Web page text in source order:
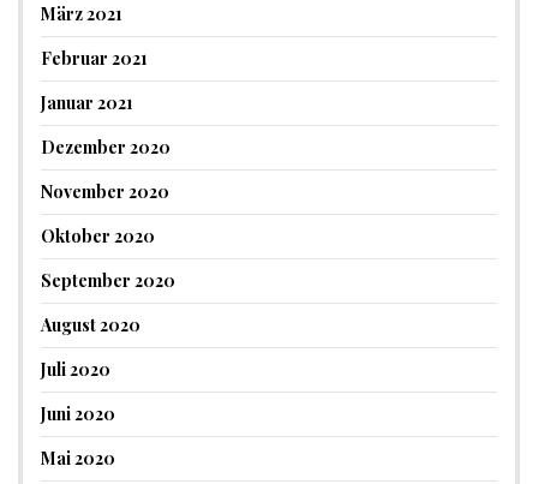
März 2021
Februar 2021
Januar 2021
Dezember 2020
November 2020
Oktober 2020
September 2020
August 2020
Juli 2020
Juni 2020
Mai 2020